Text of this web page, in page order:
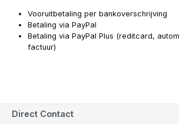
Vooruitbetaling per bankoverschrijving
Betaling via PayPal
Betaling via PayPal Plus (reditcard,
factuur)
Direct Contact